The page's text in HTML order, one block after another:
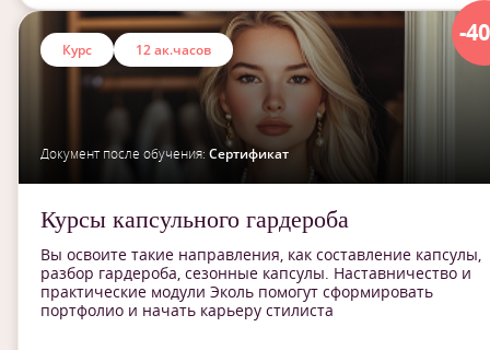
-
Курс 12 ак.часов
Документ после обучения: Сертификат
Курсы капсульного гардероба
Вы освоите такие направления, как составление капсулы,
разбор гардероба, сезонные капсулы. Наставничество и
практические модули Эколь помогут сформировать
портфолио и начать карьеру стилиста